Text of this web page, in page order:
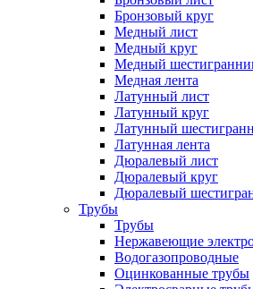
Бронзовый круг
Медный лист
Медный круг
Медный
Медная лента
Латунный лист
Латунный круг
Латунный
Латунная лента
Дюралевый лист
Дюралевый круг
Дюралевый
Трубы
Трубы
Нержавеющие
Водогазопроводные
Оцинкованные трубы